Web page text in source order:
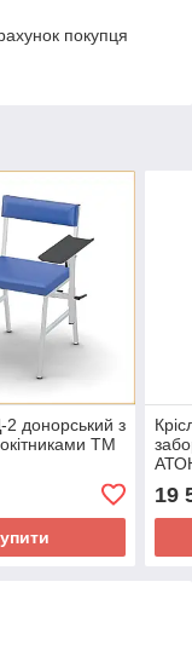
покупця
2 донорський з
ТМ
19